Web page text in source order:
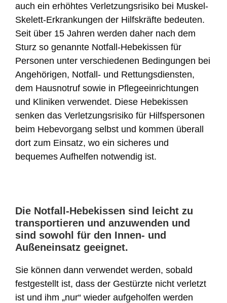
auch ein erhöhtes Verletzungsrisiko bei Muskel-
Skelett-Erkrankungen der Hilfskräfte bedeuten.
Seit über 15 Jahren werden daher nach dem
Sturz so genannte Notfall-Hebekissen für
Personen unter verschiedenen Bedingungen bei
Angehörigen, Notfall- und Rettungsdiensten,
dem Hausnotruf sowie in Pflegeeinrichtungen
und Kliniken verwendet. Diese Hebekissen
senken das Verletzungsrisiko für Hilfspersonen
beim Hebevorgang selbst und kommen überall
dort zum Einsatz, wo ein sicheres und
bequemes Aufhelfen notwendig ist.
Die Notfall-Hebekissen sind leicht zu
transportieren und anzuwenden und
sind sowohl für den Innen- und
Außeneinsatz geeignet.
Sie können dann verwendet werden, sobald
festgestellt ist, dass der Gestürzte nicht verletzt
ist und ihm „nur“ wieder aufgeholfen werden